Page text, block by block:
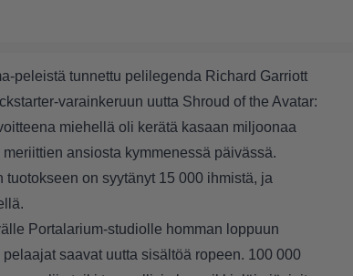
peleistä tunnettu pelilegenda Richard Garriott
-varainkeruun uutta Shroud of the Avatar:
miehellä oli kerätä kasaan miljoonaa
ansiosta kymmenessä päivässä.
on syytänyt 15 000 ihmistä, ja
Portalarium-studiolle homman loppuun
saavat uutta sisältöä ropeen. 100 000